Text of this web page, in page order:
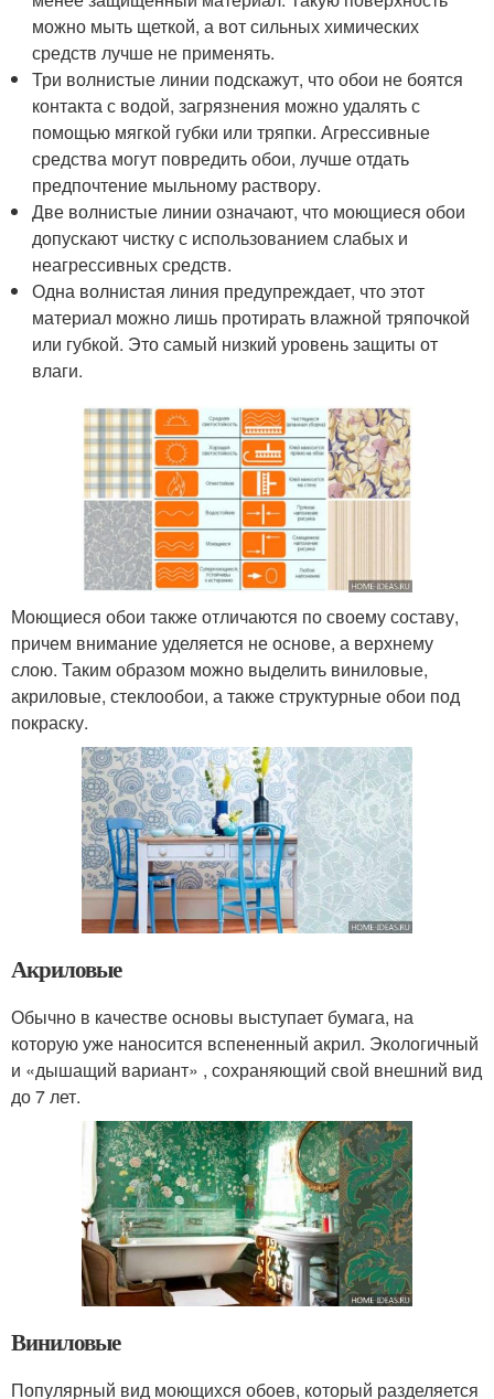
можно мыть щеткой, а вот сильных химических
средств лучше не применять.
Три волнистые линии подскажут, что обои не боятся
контакта с водой, загрязнения можно удалять с
помощью мягкой губки или тряпки. Агрессивные
средства могут повредить обои, лучше отдать
предпочтение мыльному раствору.
Две волнистые линии означают, что моющиеся обои
допускают чистку с использованием слабых и
неагрессивных средств.
Одна волнистая линия предупреждает, что этот
материал можно лишь протирать влажной тряпочкой
или губкой. Это самый низкий уровень защиты от
влаги.
Моющиеся обои также отличаются по своему составу,
причем внимание уделяется не основе, а верхнему
слою. Таким образом можно выделить виниловые,
акриловые, стеклообои, а также структурные обои под
покраску.
Акриловые
Обычно в качестве основы выступает бумага, на
которую уже наносится вспененный акрил. Экологичный
и «дышащий вариант» , сохраняющий свой внешний вид
до 7 лет.
Виниловые
Популярный вид моющихся обоев, который разделяется